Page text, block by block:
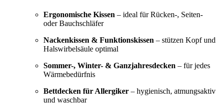
Ergonomische Kissen – ideal für Rücken-, Seiten-
oder Bauchschläfer
Nackenkissen & Funktionskissen – stützen Kopf und
Halswirbelsäule optimal
Sommer-, Winter- & Ganzjahresdecken – für jedes
Wärmebedürfnis
Bettdecken für Allergiker – hygienisch, atmungsaktiv
und waschbar